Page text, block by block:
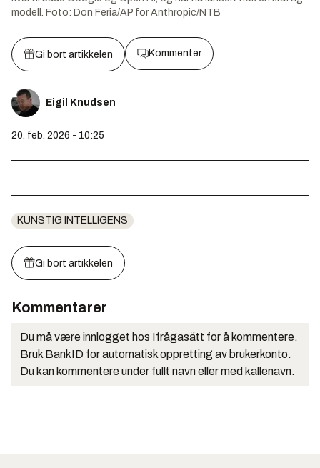
modell.
Foto: Don Feria/AP for Anthropic/NTB
Gi bort artikkelen Kommenter
Eigil Knudsen
20. feb. 2026 - 10:25
KUNSTIG INTELLIGENS
Gi bort artikkelen
Kommentarer
Du må være innlogget hos Ifrågasätt for å kommentere.
Bruk BankID for automatisk oppretting av brukerkonto.
Du kan kommentere under fullt navn eller med kallenavn.